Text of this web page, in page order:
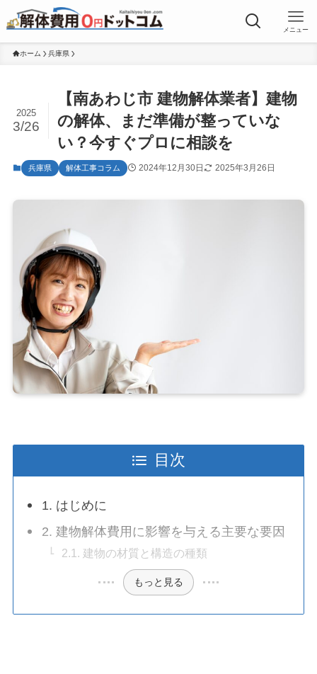
メニュー
ホーム 兵庫県
【南あわじ市 建物解体業者】建物
の解体、まだ準備が整っていな
い？今すぐプロに相談を
2025
3/26
兵庫県 解体工事コラム 2024年12月30日 2025年3月26日
目次
1. はじめに
2. 建物解体費用に影響を与える主要な要因
2.1. 建物の材質と構造の種類
もっと見る